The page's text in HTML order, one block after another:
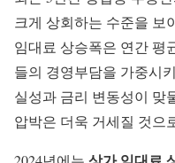
크게 상회하는 수준을 보
임대료 상승폭은 연간 평
들의 경영부담을 가중시
실성과 금리 변동성이 맞
압박은 더욱 거세질 것으